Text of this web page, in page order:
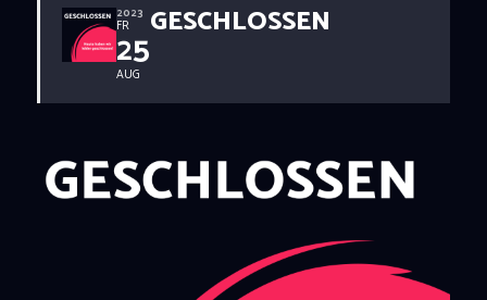
2023
FR
25
AUG
GESCHLOSSEN